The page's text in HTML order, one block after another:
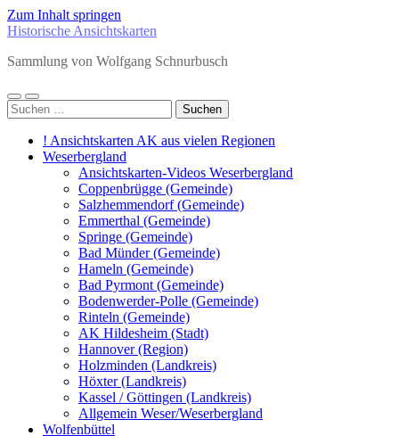
Zum Inhalt springen
Historische Ansichtskarten
Sammlung von Wolfgang Schnurbusch
Mobile-
Menü
Suchfeld
ein-/ausblenden
Suchen
nach:
! Ansichtskarten AK aus vielen Regionen
Weserbergland
Ansichtskarten-Videos Weserbergland
Coppenbrügge (Gemeinde)
Salzhemmendorf (Gemeinde)
Emmerthal (Gemeinde)
Springe (Gemeinde)
Bad Münder (Gemeinde)
Hameln (Gemeinde)
Bad Pyrmont (Gemeinde)
Bodenwerder-Polle (Gemeinde)
Rinteln (Gemeinde)
AK Hildesheim (Stadt)
Hannover (Region)
Holzminden (Landkreis)
Höxter (Landkreis)
Kassel / Göttingen (Landkreis)
Allgemein Weser/Weserbergland
Wolfenbüttel